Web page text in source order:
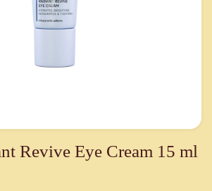
Revive Eye Cream 15 ml